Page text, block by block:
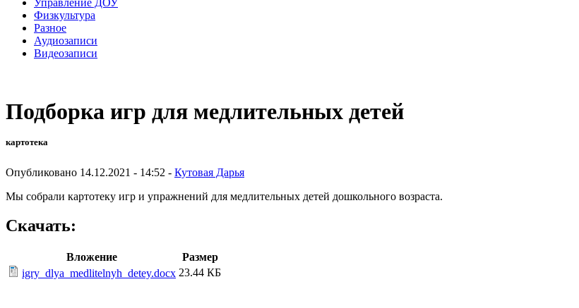
Физкультура
Разное
Аудиозаписи
Видеозаписи
Подборка игр для медлительных детей
картотека
Опубликовано 14.12.2021 - 14:52 - Кутовая Дарья
Мы собрали картотеку игр и упражнений для медлительных детей дошкольного возраста.
Скачать:
Вложение
Размер
igry_dlya_medlitelnyh_detey.docx 23.44 КБ